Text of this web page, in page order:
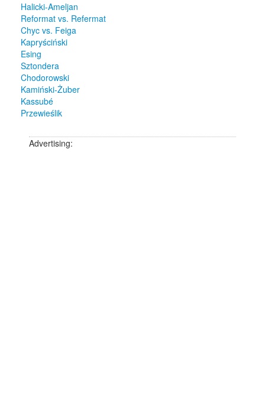
Halicki-Ameljan
Reformat vs. Refermat
Chyc vs. Feiga
Kapryściński
Esing
Sztondera
Chodorowski
Kamiński-Żuber
Kassubé
Przewieślik
Advertising: